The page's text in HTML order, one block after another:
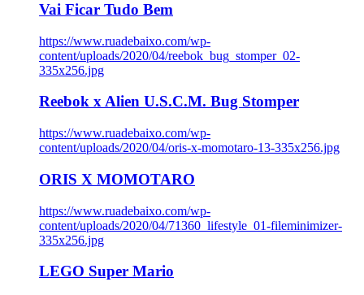
Vai Ficar Tudo Bem
https://www.ruadebaixo.com/wp-
content/uploads/2020/04/reebok_bug_stomper_02-
335x256.jpg
Reebok x Alien U.S.C.M. Bug Stomper
https://www.ruadebaixo.com/wp-
content/uploads/2020/04/oris-x-momotaro-13-335x256.jpg
ORIS X MOMOTARO
https://www.ruadebaixo.com/wp-
content/uploads/2020/04/71360_lifestyle_01-fileminimizer-
335x256.jpg
LEGO Super Mario